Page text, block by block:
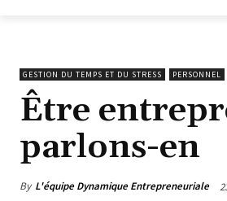
GESTION DU TEMPS ET DU STRESS PERSONNEL
Être
parlons-en
By L'équipe Dynamique Entrepreneuriale